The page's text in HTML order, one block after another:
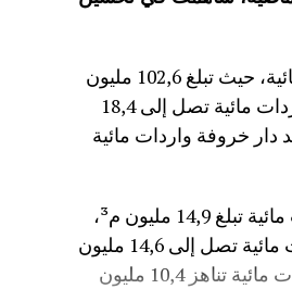
وأفاد موقع الماديالنا انه “في إقليم تاونات، سجل سد الوحدة أعلى واردات مائية، حيث تبلغ 102,6 مليون
م³، لترتفع نسبة ملئه إلى 71,4%.،وفي إقليم سطات، عرف سد المسيرة واردات مائية تصل إلى 18,4
فقد سجل سد دار خروفة واردات مائية
وأضاف المصدر نفسه انه “في إقليم تاونات، سجل سد إدريس الأول واردات مائية تبلغ 14,9 مليون م³،
مع بلوغ نسبة الملء 56,2%.،وفي إقليم أزيلال، عرف سد بين الويدان واردات مائية تصل إلى 14,6 مليون
م³، لترتفع نسبة ملئه إلى 36,6%.،كما سجل سد الخروب بإقليم تطوان واردات مائية تناهز 10,4 مليون